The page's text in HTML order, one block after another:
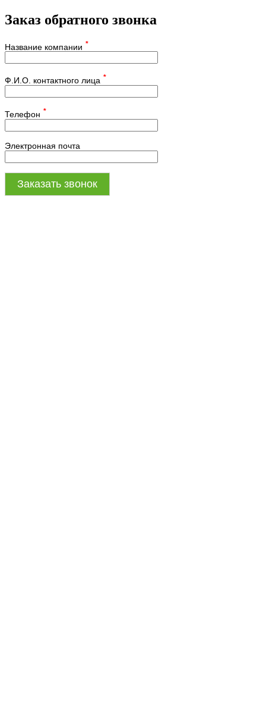
Заказ обратного звонка
Название компании *
Ф.И.О. контактного лица *
Телефон *
Электронная почта